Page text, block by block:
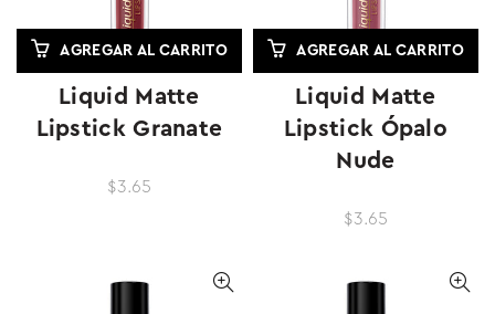
AGREGAR AL CARRITO
Liquid Matte
Lipstick Granate
$3.65
AGREGAR AL CARRITO
Liquid Matte
Lipstick Ópalo
Nude
$3.65